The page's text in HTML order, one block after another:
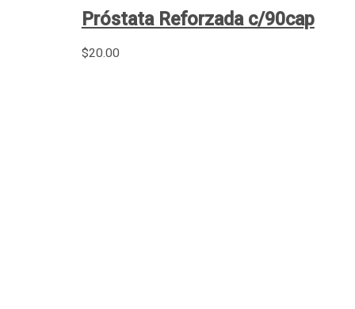
Próstata Reforzada c/90cap
$20.00